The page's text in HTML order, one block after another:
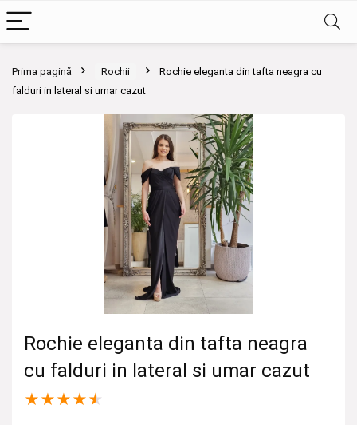
Prima pagină Rochii
Rochie eleganta din tafta neagra cu
falduri in lateral si umar cazut
Rochie eleganta din tafta neagra
cu falduri in lateral si umar cazut
★★★★★